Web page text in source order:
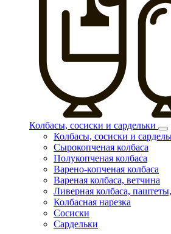
Колбасы, сосиски и сардельки
Колбасы, сосиски и
Сырокопченая колбаса
Полукопченая колбаса
Варено-копченая колбаса
Вареная колбаса, ветчина
Ливерная колбаса,
Колбасная нарезка
Сосиски
Сардельки